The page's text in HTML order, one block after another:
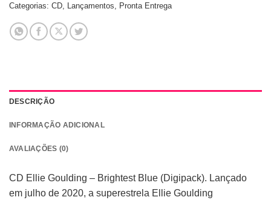
Categorias: CD Lançamentos Pronta Entrega
DESCRIÇÃO
INFORMAÇÃO ADICIONAL
AVALIAÇÕES (0)
CD Ellie Goulding – Brightest Blue (Digipack). Lançado
em julho de 2020, a superestrela Ellie Goulding